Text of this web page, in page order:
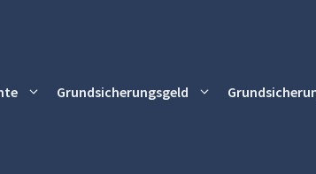
Grundsicherungsgeld